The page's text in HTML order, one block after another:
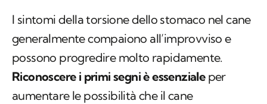
I sintomi della torsione dello stomaco nel cane
generalmente compaiono all’improvviso e
possono progredire molto rapidamente.
Riconoscere i primi segni è essenzialeper
aumentare le possibilità che il cane